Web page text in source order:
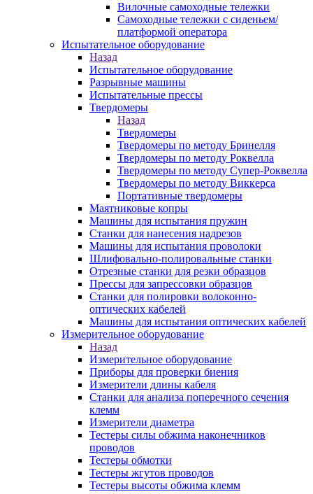
Вилочные самоходные тележки
Самоходные тележки с сиденьем/
платформой оператора
Испытательное оборудование
Назад
Испытательное оборудование
Разрывные машины
Испытательные прессы
Твердомеры
Назад
Твердомеры
Твердомеры по методу Бринелля
Твердомеры по методу Роквелла
Твердомеры по методу Супер-Роквелла
Твердомеры по методу Виккерса
Портативные твердомеры
Маятниковые копры
Машины для испытания пружин
Станки для нанесения надрезов
Машины для испытания проволоки
Шлифовально-полировальные станки
Отрезные станки для резки образцов
Прессы для запрессовки образцов
Станки для полировки волоконно-
оптических кабелей
Машины для испытания оптических кабелей
Измерительное оборудование
Назад
Измерительное оборудование
Приборы для проверки биения
Измерители длины кабеля
Станки для анализа поперечного сечения
клемм
Измерители диаметра
Тестеры силы обжима наконечников
проводов
Тестеры обмотки
Тестеры жгутов проводов
Тестеры высоты обжима клемм